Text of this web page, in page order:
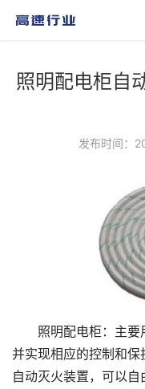
照明配电柜自
发布时间：
照明配电柜：主要
并实现相应的控制和
自动灭火装置，可以